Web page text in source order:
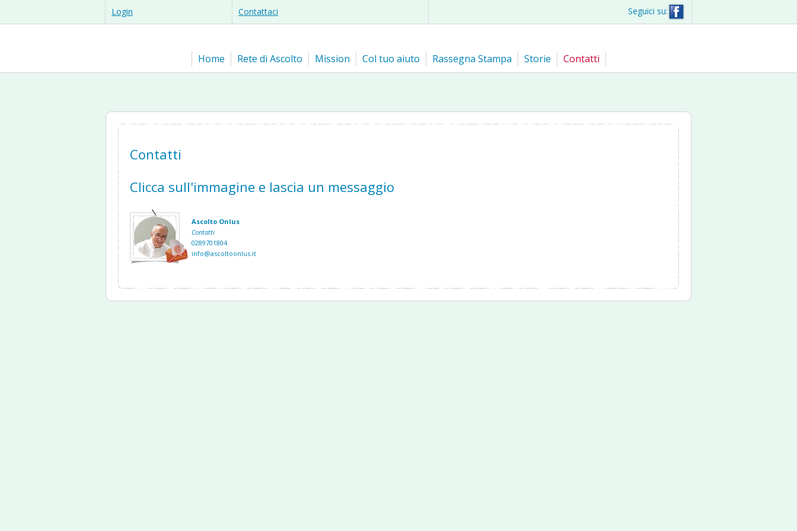
Login Contattaci Seguici su:
Home Rete di Ascolto Mission Col tuo aiuto Rassegna Stampa Storie Contatti
Contatti
Clicca sull'immagine e lascia un messaggio
Ascolto Onlus
Contatti
0289701804
info@ascoltoonlus.it